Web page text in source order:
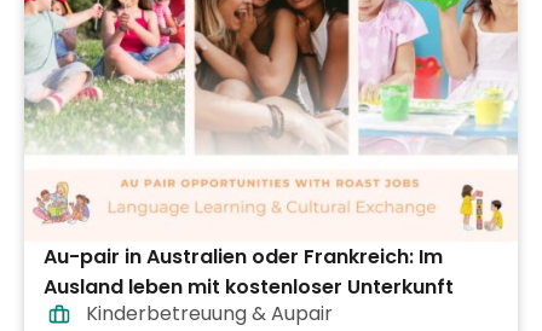
Au-pair in Australien oder Frankreich: Im
Ausland leben mit kostenloser Unterkunft
Kinderbetreuung & Aupair